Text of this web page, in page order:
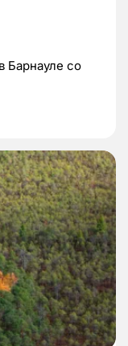
Барнауле со